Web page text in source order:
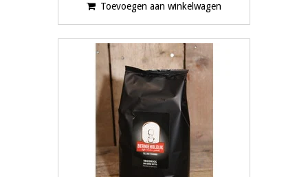
Toevoegen aan winkelwagen